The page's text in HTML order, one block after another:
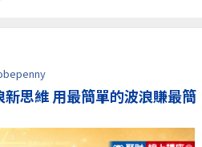
思維 用最簡單的波浪賺最簡